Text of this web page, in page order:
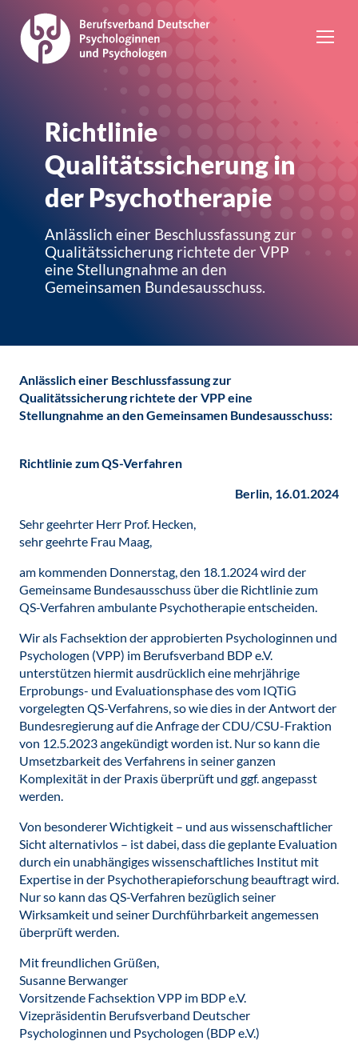
Richtlinie
Qualitätssicherung in
der Psychotherapie
Anlässlich einer Beschlussfassung zur
Qualitätssicherung richtete der VPP
eine Stellungnahme an den
Gemeinsamen Bundesausschuss.
Anlässlich einer Beschlussfassung zur
Qualitätssicherung richtete der VPP eine
Stellungnahme an den Gemeinsamen Bundesausschuss:
Richtlinie zum QS-Verfahren
Berlin, 16.01.2024
Sehr geehrter Herr Prof. Hecken,
sehr geehrte Frau Maag,
am kommenden Donnerstag, den 18.1.2024 wird der
Gemeinsame Bundesausschuss über die Richtlinie zum
QS-Verfahren ambulante Psychotherapie entscheiden.
Wir als Fachsektion der approbierten Psychologinnen und
Psychologen (VPP) im Berufsverband BDP e.V.
unterstützen hiermit ausdrücklich eine mehrjährige
Erprobungs- und Evaluationsphase des vom IQTiG
vorgelegten QS-Verfahrens, so wie dies in der Antwort der
Bundesregierung auf die Anfrage der CDU/CSU-Fraktion
von 12.5.2023 angekündigt worden ist. Nur so kann die
Umsetzbarkeit des Verfahrens in seiner ganzen
Komplexität in der Praxis überprüft und ggf. angepasst
werden.
Von besonderer Wichtigkeit – und aus wissenschaftlicher
Sicht alternativlos – ist dabei, dass die geplante Evaluation
durch ein unabhängiges wissenschaftliches Institut mit
Expertise in der Psychotherapieforschung beauftragt wird.
Nur so kann das QS-Verfahren bezüglich seiner
Wirksamkeit und seiner Durchführbarkeit angemessen
überprüft werden.
Mit freundlichen Grüßen,
Susanne Berwanger
Vorsitzende Fachsektion VPP im BDP e.V.
Vizepräsidentin Berufsverband Deutscher
Psychologinnen und Psychologen (BDP e.V.)